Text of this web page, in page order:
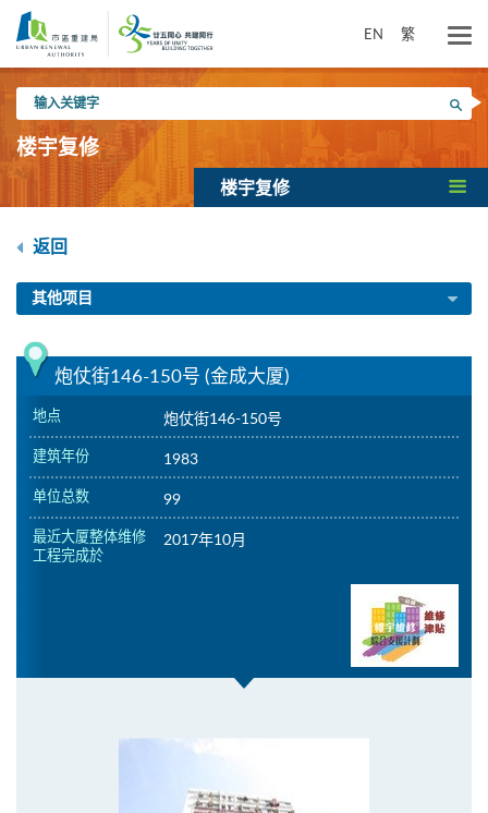
内
EN 繁
入
关
键
搜寻
楼宇复修
楼宇复修
返回
其他项目
炮仗街146-150号 (金成大厦)
地点 炮仗街146-150号
建筑年份 1983
单位总数 99
最近大厦整体维修
工程完成於
2017年10月